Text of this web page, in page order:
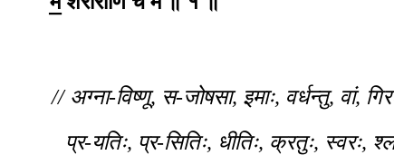
// अग्ना-विष्णू, स-जोषसा, इमाः, वर्धन्तु, वां,
प्र-यतिः, प्र-सितिः, धीतिः, क्रतुः, स्वरः,